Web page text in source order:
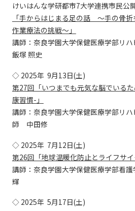
けいはんな学研都市7大学連携市民公
「手からはじまる足の話 ～手の骨折
作業療法の挑戦～」
講師：奈良学園大学保健医療学部リ
飯塚 照史
◇ 2025年 9月13日(土)
第27回「いつまでも元気な脳でいる
康習慣-」
講師：奈良学園大学保健医療学部リ
師 中田修
◇ 2025年 7月12日(土)
第26回「地球温暖化防止とライフサイ
講師：奈良学園大学保健医療学部
輝
◇ 2025年 5月17日(土)